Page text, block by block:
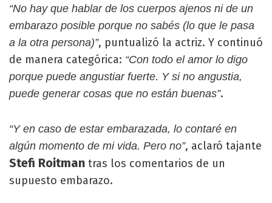
“No hay que hablar de los cuerpos ajenos ni de un
embarazo posible porque no sabés (lo que le pasa
a la otra persona)”, puntualizó la actriz. Y continuó
de manera categórica: “Con todo el amor lo digo
porque puede angustiar fuerte. Y si no angustia,
puede generar cosas que no están buenas”.
“Y en caso de estar embarazada, lo contaré en
algún momento de mi vida. Pero no”, aclaró tajante
Stefi Roitman tras los comentarios de un
supuesto embarazo.